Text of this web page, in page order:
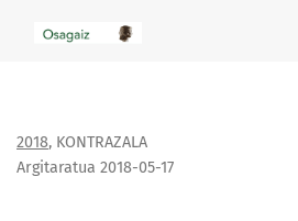
2018, KONTRAZALA
Argitaratua 2018-05-17